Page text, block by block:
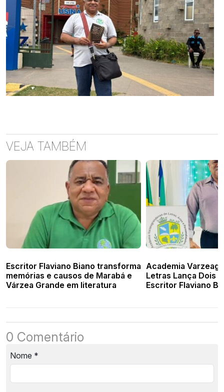
VEJA TAMBÉM
Escritor Flaviano Biano transforma
memórias e causos de Marabá e
Várzea Grande em literatura
Academia
Letras Lança Dois
Escritor Flaviano
0 Comentário
Nome *